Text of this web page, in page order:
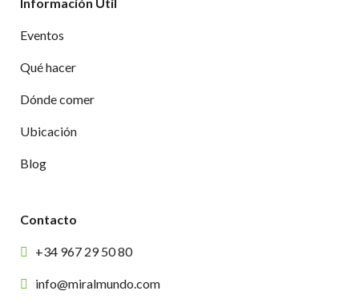
Eventos
Qué hacer
Dónde comer
Ubicación
Blog
Contacto
+34 967 29 50 80
info@miralmundo.com